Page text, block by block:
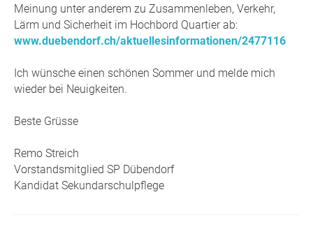
Meinung unter anderem zu Zusammenleben, Verkehr,
Lärm und Sicherheit im Hochbord Quartier ab:
www.duebendorf.ch/aktuellesinformationen/2477116
Ich wünsche einen schönen Sommer und melde mich
wieder bei Neuigkeiten.
Beste Grüsse
Remo Streich
Vorstandsmitglied SP Dübendorf
Kandidat Sekundarschulpflege